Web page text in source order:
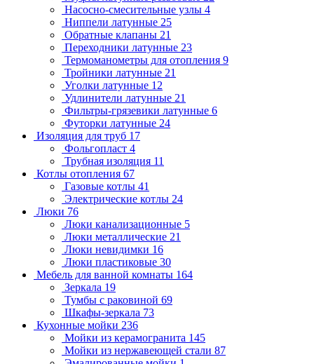
Насосно-смесительные узлы 4
Ниппели латунные 25
Обратные клапаны 21
Переходники латунные 23
Термоманометры для отопления 9
Тройники латунные 21
Уголки латунные 12
Удлинители латунные 21
Фильтры-грязевики латунные 6
Футорки латунные 24
Изоляция для труб 17
Фольгопласт 4
Трубная изоляция 11
Котлы отопления 67
Газовые котлы 41
Электрические котлы 24
Люки 76
Люки канализационные 5
Люки металлические 21
Люки невидимки 16
Люки пластиковые 30
Мебель для ванной комнаты 164
Зеркала 19
Тумбы с раковиной 69
Шкафы-зеркала 73
Кухонные мойки 236
Мойки из керамогранита 145
Мойки из нержавеющей стали 87